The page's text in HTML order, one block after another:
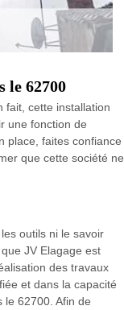
le 62700
fait, cette installation
une fonction de
place, faites confiance
que cette société ne
outils ni le savoir
JV Elagage est
des travaux
et dans la capacité
62700. Afin de